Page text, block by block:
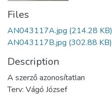
Files
AN043117A.jpg (214.28 KB)
AN043117B.jpg (302.88 KB)
Description
A szerző azonosítatlan
Terv: Vágó József